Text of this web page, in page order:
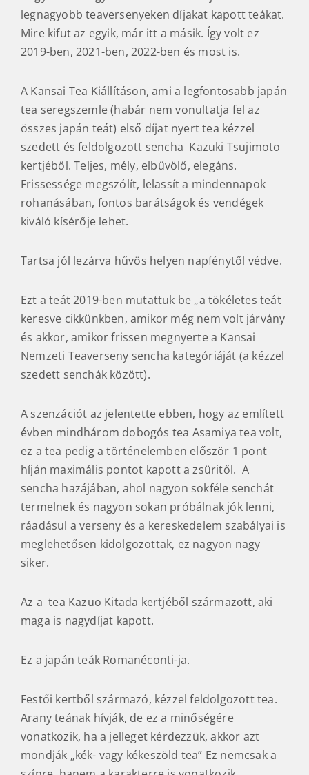
legnagyobb teaversenyeken díjakat kapott teákat.
Mire kifut az egyik, már itt a másik. Így volt ez
2019-ben, 2021-ben, 2022-ben és most is.
A Kansai Tea Kiállításon, ami a legfontosabb japán
tea seregszemle (habár nem vonultatja fel az
összes japán teát) első díjat nyert tea kézzel
szedett és feldolgozott sencha Kazuki Tsujimoto
kertjéből. Teljes, mély, elbűvölő, elegáns.
Frissessége megszólít, lelassít a mindennapok
rohanásában, fontos barátságok és vendégek
kiváló kísérője lehet.
Tartsa jól lezárva hűvös helyen napfénytől védve.
Ezt a teát 2019-ben mutattuk be „a tökéletes teát
keresve cikkünkben, amikor még nem volt járvány
és akkor, amikor frissen megnyerte a Kansai
Nemzeti Teaverseny sencha kategóriáját (a kézzel
szedett senchák között).
A szenzációt az jelentette ebben, hogy az említett
évben mindhárom dobogós tea Asamiya tea volt,
ez a tea pedig a történelemben először 1 pont
híján maximális pontot kapott a zsüritől. A
sencha hazájában, ahol nagyon sokféle senchát
termelnek és nagyon sokan próbálnak jók lenni,
ráadásul a verseny és a kereskedelem szabályai is
meglehetősen kidolgozottak, ez nagyon nagy
siker.
Az a tea Kazuo Kitada kertjéből származott, aki
maga is nagydíjat kapott.
Ez a japán teák Romanéconti-ja.
Festői kertből származó, kézzel feldolgozott tea.
Arany teának hívják, de ez a minőségére
vonatkozik, ha a jelleget kérdezzük, akkor azt
mondják „kék- vagy kékeszöld tea” Ez nemcsak a